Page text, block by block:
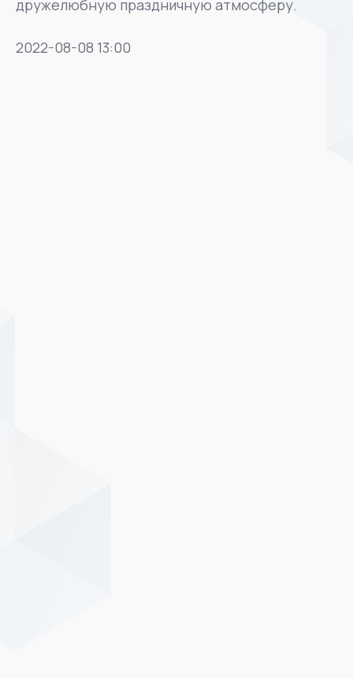
дружелюбную праздничную атмосферу.
2022-08-08 13:00